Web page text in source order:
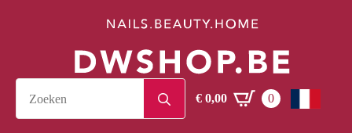
for:€0,00 0